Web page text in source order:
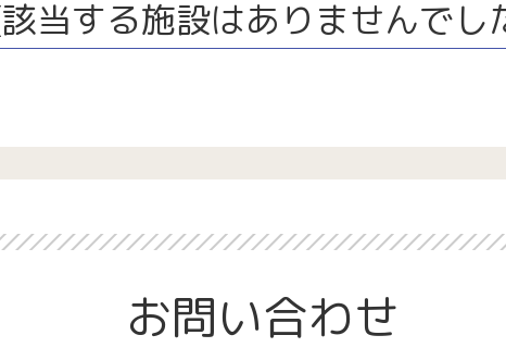
当する施設はありませんでし
お問い合わせ